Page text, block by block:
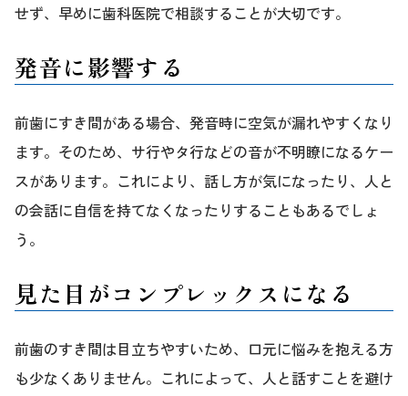
せず、早めに歯科医院で相談することが大切です。
発音に影響する
前歯にすき間がある場合、発音時に空気が漏れやすくなり
ます。そのため、サ行やタ行などの音が不明瞭になるケー
スがあります。これにより、話し方が気になったり、人と
の会話に自信を持てなくなったりすることもあるでしょ
う。
見た目がコンプレックスになる
前歯のすき間は目立ちやすいため、口元に悩みを抱える方
も少なくありません。これによって、人と話すことを避け